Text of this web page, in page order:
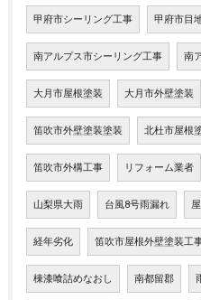
甲府市シーリング工事 甲府市目
南アルプス市シーリング工事 南
大月市屋根塗装 大月市外壁塗装
笛吹市外壁塗装塗装 北杜市屋根
笛吹市外構工事 リフォーム業者
山梨県大雨 台風8号雨漏れ
経年劣化 笛吹市屋根外壁塗装工
棟漆喰詰めなおし 南都留郡